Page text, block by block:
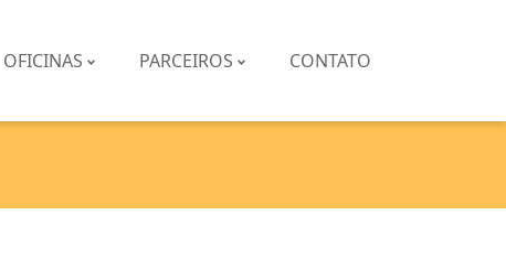
OFICINAS PARCEIROS CONTATO